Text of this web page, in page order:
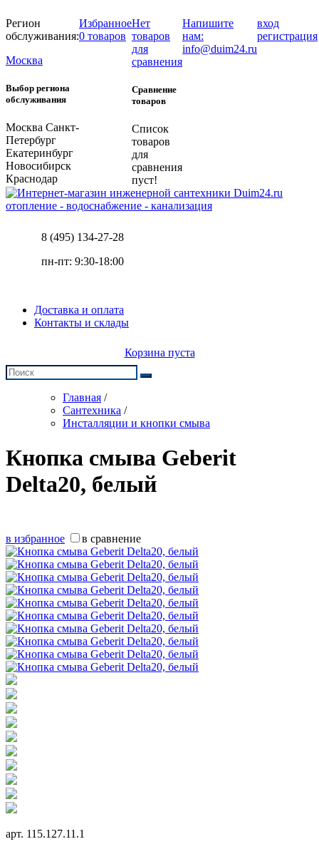
Регион
обслуживания:
Москва
Выбор региона
обслуживания
Москва Санкт-
Петербург
Екатеринбург
Новосибирск
Краснодар
Избранное
0 товаров
Нет
товаров
для
сравнения
Сравнение
товаров
Список
товаров
для
сравнения
пуст!
Напишите
нам:
info@duim24.ru
вход
регистрация
отопление - водоснабжение - канализация
8 (495) 134-27-28
пн-пт: 9:30-18:00
Доставка и оплата
Контакты и склады
Корзина пуста
Главная /
Сантехника /
Инсталляции и кнопки смыва
Кнопка смыва Geberit
Delta20, белый
в избранное в сравнение
арт. 115.127.11.1